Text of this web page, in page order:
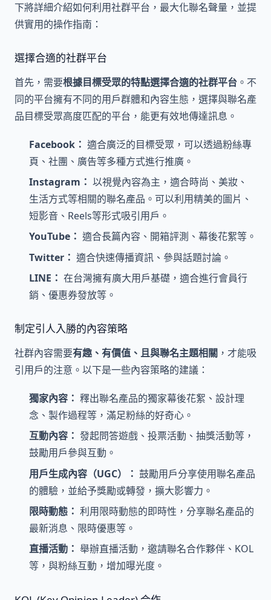
下將詳細介紹如何利用社群平台，最大化聯名聲量，並提
供實用的操作指南：
選擇合適的社群平台
首先，需要根據目標受眾的特點選擇合適的社群平台 。不
同的平台擁有不同的用戶群體和內容生態，選擇與聯名產
品目標受眾高度匹配的平台，能更有效地傳達訊息。
Facebook： 適合廣泛的目標受眾，可以透過粉絲專
頁、社團、廣告等多種方式進行推廣。
Instagram： 以視覺內容為主，適合時尚、美妝、
生活方式等相關的聯名產品。可以利用精美的圖片、
短影音、Reels等形式吸引用戶。
YouTube： 適合長篇內容、開箱評測、幕後花絮等。
Twitter： 適合快速傳播資訊、參與話題討論。
LINE： 在台灣擁有廣大用戶基礎，適合進行會員行
銷、優惠券發放等。
制定引人入勝的內容策略
社群內容需要有趣、有價值、且與聯名主題相關 ，才能吸
引用戶的注意。以下是一些內容策略的建議：
獨家內容： 釋出聯名產品的獨家幕後花絮、設計理
念、製作過程等，滿足粉絲的好奇心。
互動內容： 發起問答遊戲、投票活動、抽獎活動等，
鼓勵用戶參與互動。
用戶生成內容（UGC）： 鼓勵用戶分享使用聯名產品
的體驗，並給予獎勵或轉發，擴大影響力。
限時動態： 利用限時動態的即時性，分享聯名產品的
最新消息、限時優惠等。
直播活動： 舉辦直播活動，邀請聯名合作夥伴、KOL
等，與粉絲互動，增加曝光度。